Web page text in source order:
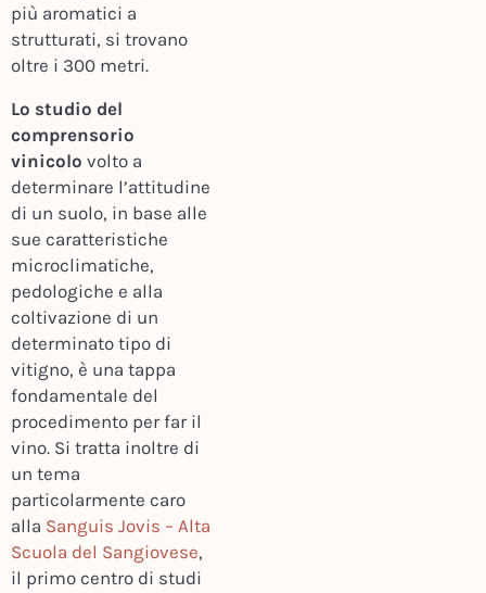
più aromatici a
strutturati, si trovano
oltre i 300 metri.
Lo studio del
comprensorio
vinicolo volto a
determinare l’attitudine
di un suolo, in base alle
sue caratteristiche
microclimatiche,
pedologiche e alla
coltivazione di un
determinato tipo di
vitigno, è una tappa
fondamentale del
procedimento per far il
vino. Si tratta inoltre di
un tema
particolarmente caro
alla Sanguis Jovis – Alta
Scuola del Sangiovese,
il primo centro di studi